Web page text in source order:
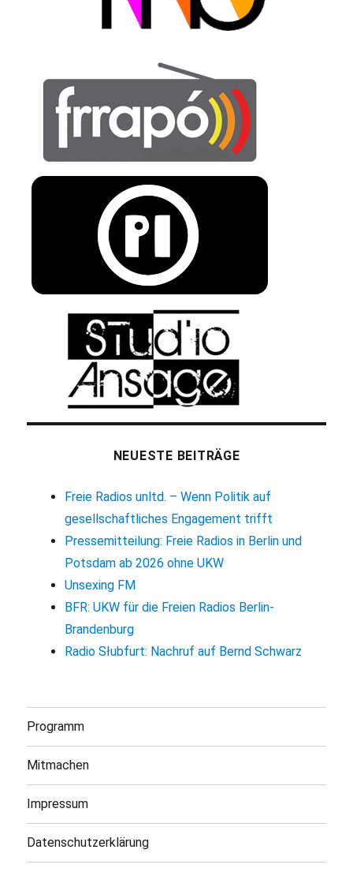
NEUESTE BEITRÄGE
Freie Radios unltd. – Wenn Politik auf
gesellschaftliches Engagement trifft
Pressemitteilung: Freie Radios in Berlin und
Potsdam ab 2026 ohne UKW
Unsexing FM
BFR: UKW für die Freien Radios Berlin-
Brandenburg
Radio Słubfurt: Nachruf auf Bernd Schwarz
Programm
Mitmachen
Impressum
Datenschutzerklärung